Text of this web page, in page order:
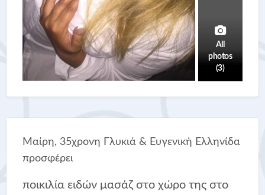
All
photos
(3)
Μαίρη, 35χρονη Γλυκιά & Ευγενική Ελληνίδα
προσφέρει
ποικιλία ειδών μασάζ στο χώρο της στο